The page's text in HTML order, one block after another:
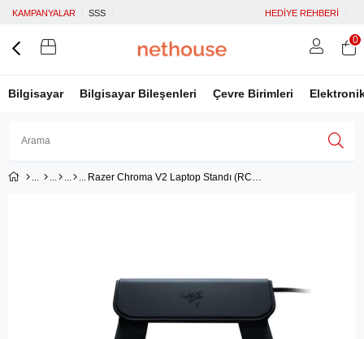
KAMPANYALAR SSS HEDİYE REHBERİ
Bilgisayar Bilgisayar Bileşenleri Çevre Birimleri
Facebook İle Bağlan
0
Razer Chroma V2 Laptop Standı (RC21-01680100-R3M1)